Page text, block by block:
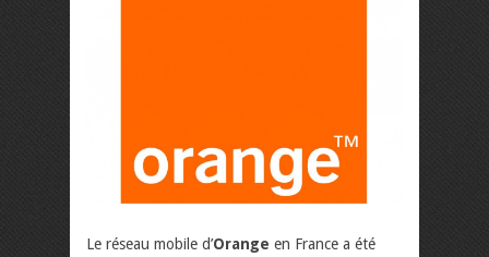
Le réseau mobile d’Orange en France a été